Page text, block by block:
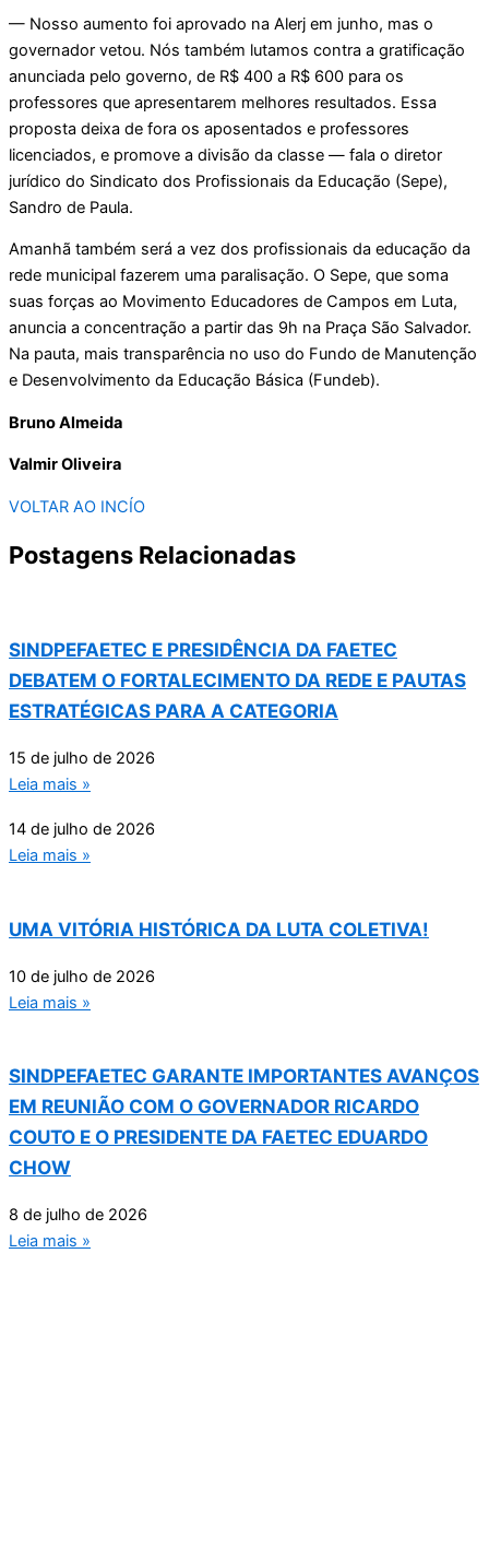
— Nosso aumento foi aprovado na Alerj em junho, mas o
governador vetou. Nós também lutamos contra a gratificação
anunciada pelo governo, de R$ 400 a R$ 600 para os
professores que apresentarem melhores resultados. Essa
proposta deixa de fora os aposentados e professores
licenciados, e promove a divisão da classe — fala o diretor
jurídico do Sindicato dos Profissionais da Educação (Sepe),
Sandro de Paula.
Amanhã também será a vez dos profissionais da educação da
rede municipal fazerem uma paralisação. O Sepe, que soma
suas forças ao Movimento Educadores de Campos em Luta,
anuncia a concentração a partir das 9h na Praça São Salvador.
Na pauta, mais transparência no uso do Fundo de Manutenção
e Desenvolvimento da Educação Básica (Fundeb).
Bruno Almeida
Valmir Oliveira
VOLTAR AO INCÍO
Postagens Relacionadas
SINDPEFAETEC E PRESIDÊNCIA DA FAETEC
DEBATEM O FORTALECIMENTO DA REDE E PAUTAS
ESTRATÉGICAS PARA A CATEGORIA
15 de julho de 2026
Leia mais »
14 de julho de 2026
Leia mais »
UMA VITÓRIA HISTÓRICA DA LUTA COLETIVA!
10 de julho de 2026
Leia mais »
SINDPEFAETEC GARANTE IMPORTANTES AVANÇOS
EM REUNIÃO COM O GOVERNADOR RICARDO
COUTO E O PRESIDENTE DA FAETEC EDUARDO
CHOW
8 de julho de 2026
Leia mais »